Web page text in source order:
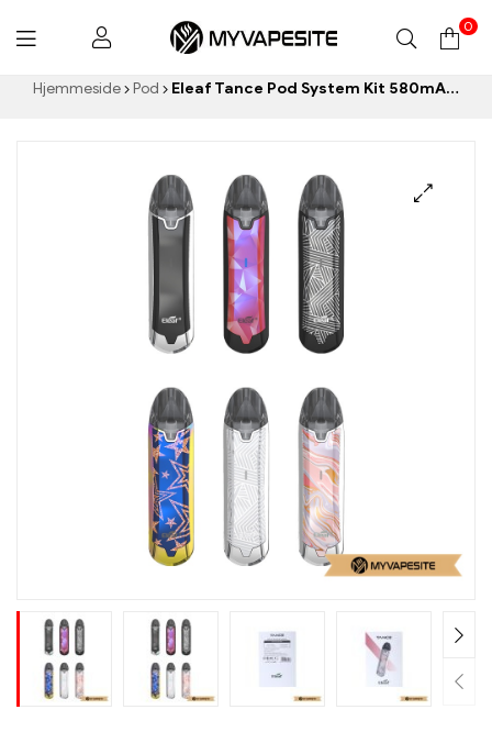
Myvapesite.de
0
Hjemmeside Pod Eleaf Tance Pod System Kit 580mAh & 2ml e-cigaretter engros丨 Custom